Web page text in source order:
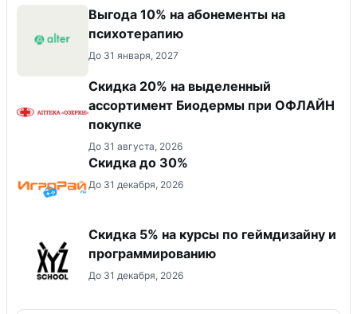
Выгода 10% на абонементы на
психотерапию
До 31 января, 2027
Скидка 20% на выделенный
ассортимент Биодермы при ОФЛАЙН
покупке
До 31 августа, 2026
Скидка до 30%
До 31 декабря, 2026
Скидка 5% на курсы по геймдизайну и
программированию
До 31 декабря, 2026